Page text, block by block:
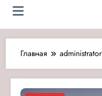
Главная administrator